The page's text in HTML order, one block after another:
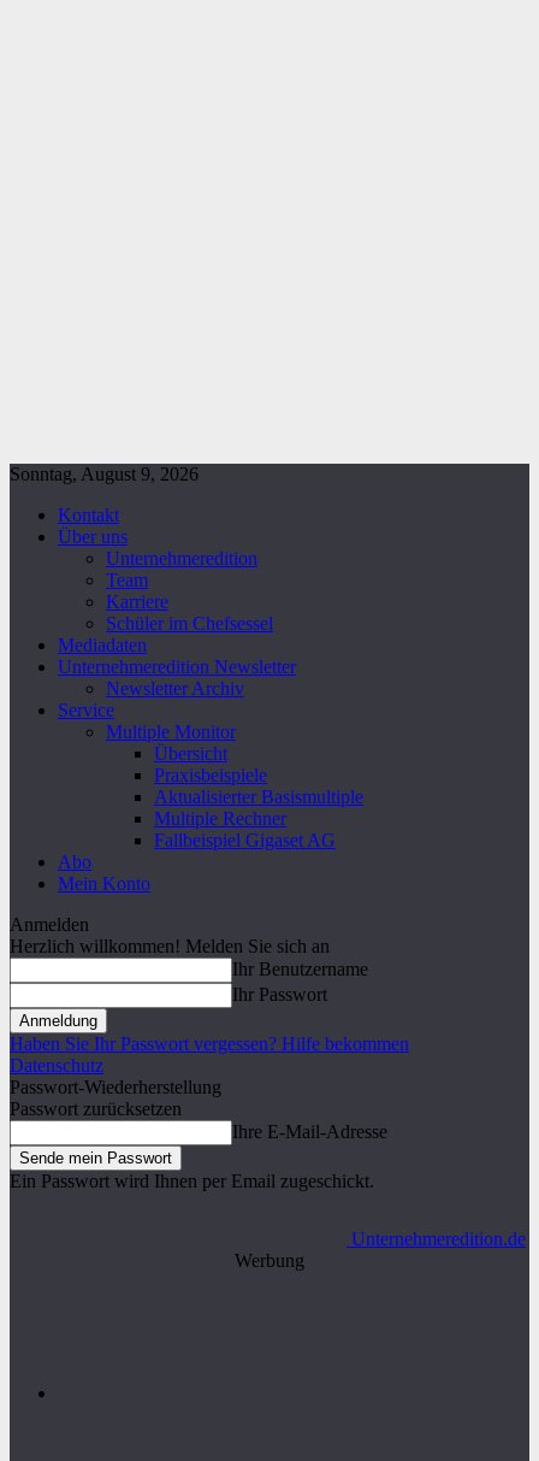
Sonntag, August 9, 2026
Kontakt
Über uns
Unternehmeredition
Team
Karriere
Schüler im Chefsessel
Mediadaten
Unternehmeredition Newsletter
Newsletter Archiv
Service
Multiple Monitor
Übersicht
Praxisbeispiele
Aktualisierter Basismultiple
Multiple Rechner
Fallbeispiel Gigaset AG
Abo
Mein Konto
Anmelden
Herzlich willkommen! Melden Sie sich an
Ihr Benutzername
Ihr Passwort
Haben Sie Ihr Passwort vergessen? Hilfe bekommen
Datenschutz
Passwort-Wiederherstellung
Passwort zurücksetzen
Ihre E-Mail-Adresse
Ein Passwort wird Ihnen per Email zugeschickt.
Unternehmeredition.de
Werbung